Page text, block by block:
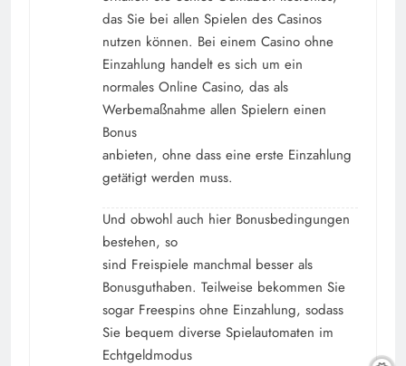
das Sie bei allen Spielen des Casinos
nutzen können. Bei einem Casino ohne
Einzahlung handelt es sich um ein
normales Online Casino, das als
Werbemaßnahme allen Spielern einen
Bonus
anbieten, ohne dass eine erste Einzahlung
getätigt werden muss.
Und obwohl auch hier Bonusbedingungen
bestehen, so
sind Freispiele manchmal besser als
Bonusguthaben. Teilweise bekommen Sie
sogar Freespins ohne Einzahlung, sodass
Sie bequem diverse Spielautomaten im
Echtgeldmodus